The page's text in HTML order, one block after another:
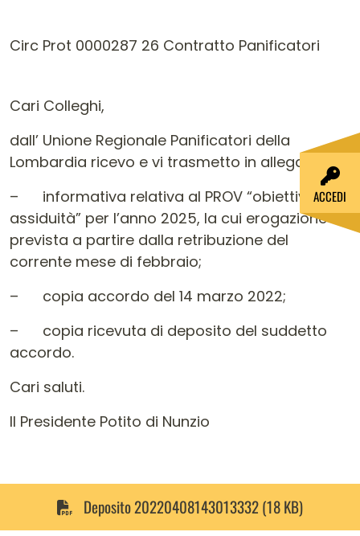
Circ Prot 0000287 26 Contratto Panificatori
Cari Colleghi,
dall’ Unione Regionale Panificatori della
Lombardia ricevo e vi trasmetto in allegato:
– informativa relativa al PROV “obiettivo
assiduità” per l’anno 2025, la cui erogazione è
prevista a partire dalla retribuzione del
corrente mese di febbraio;
– copia accordo del 14 marzo 2022;
– copia ricevuta di deposito del suddetto
accordo.
Cari saluti.
Il Presidente Potito di Nunzio
Deposito 20220408143013332 (18 KB)
ACCEDI